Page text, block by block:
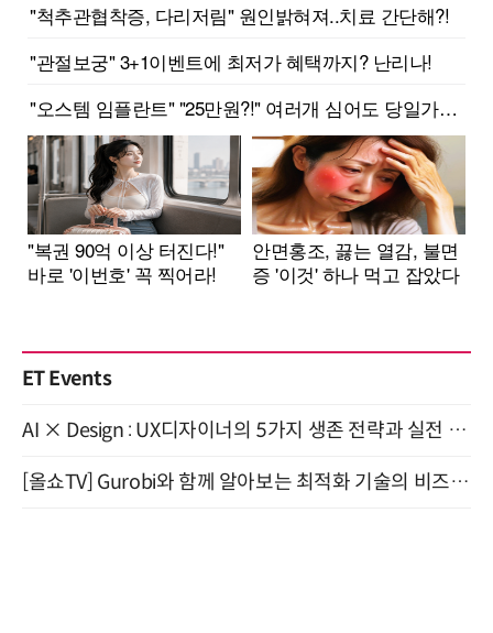
ET Events
AI × Design : UX디자이너의 5가지 생존 전략과 실전 대응 8월 28일 개최
[올쇼TV] Gurobi와 함께 알아보는 최적화 기술의 비즈니스 활용 (8월 20일 생방송)